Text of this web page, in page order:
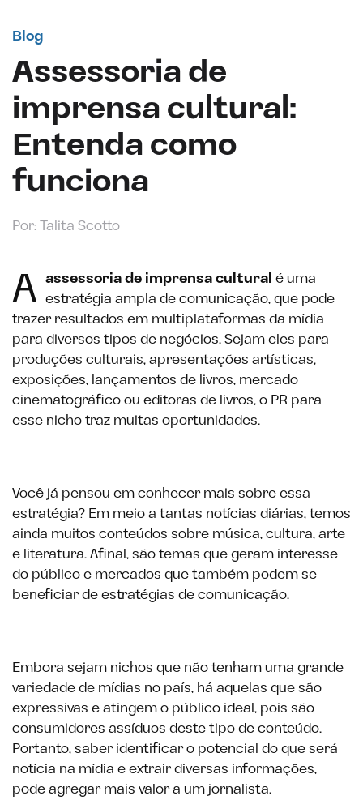
Blog
Assessoria de
imprensa cultural:
Entenda como
funciona
Por: Talita Scotto
A assessoria de imprensa cultural é uma
estratégia ampla de comunicação, que pode
trazer resultados em multiplataformas da mídia
para diversos tipos de negócios. Sejam eles para
produções culturais, apresentações artísticas,
exposições, lançamentos de livros, mercado
cinematográfico ou editoras de livros, o PR para
esse nicho traz muitas oportunidades.
Você já pensou em conhecer mais sobre essa
estratégia? Em meio a tantas notícias diárias, temos
ainda muitos conteúdos sobre música, cultura, arte
e literatura. Afinal, são temas que geram interesse
do público e mercados que também podem se
beneficiar de estratégias de comunicação.
Embora sejam nichos que não tenham uma grande
variedade de mídias no país, há aquelas que são
expressivas e atingem o público ideal, pois são
consumidores assíduos deste tipo de conteúdo.
Portanto, saber identificar o potencial do que será
notícia na mídia e extrair diversas informações,
pode agregar mais valor a um jornalista.